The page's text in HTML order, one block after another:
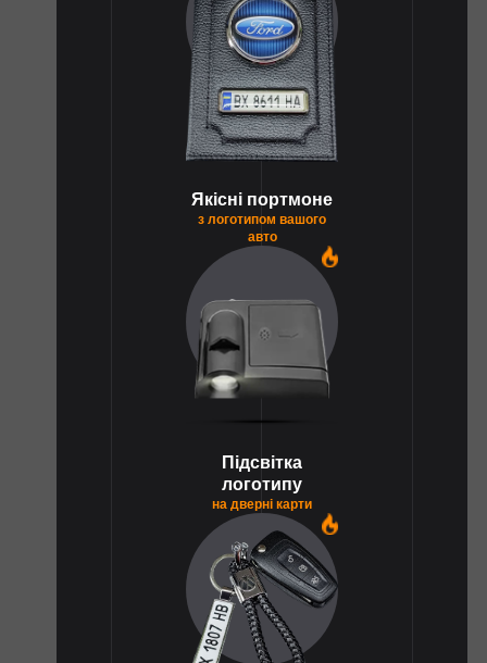
Якісні портмоне
з логотипом вашого
авто
Підсвітка
логотипу
на дверні карти